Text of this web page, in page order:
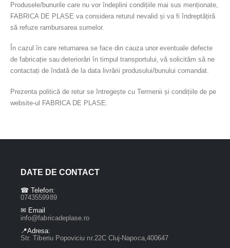
Produsele/bunurile care nu vor îndeplini condițiile mai sus menționate,
FABRICA DE PLASE va considera returul nevalid și va fi îndreptățiră
să refuze rambursarea sumelor.
În cazul în care returnarea se face din cauza unor eventuale defecte
de fabricație sau deteriorări în timpul transportului, vă solicităm să ne
contactați de îndată de la data livrării produsului/bunului comandat.
Prezenta politică de retur se întregește cu Termenii și condițiile de pe
website-ul FABRICA DE PLASE.
DATE DE CONTACT
☎ Telefon:
0743559989
✉ Email
info@fabricadeplase.ro
📍Adresa:
Str. Tiberiu Popoviciu nr.22C Cluj-Napoca,400647